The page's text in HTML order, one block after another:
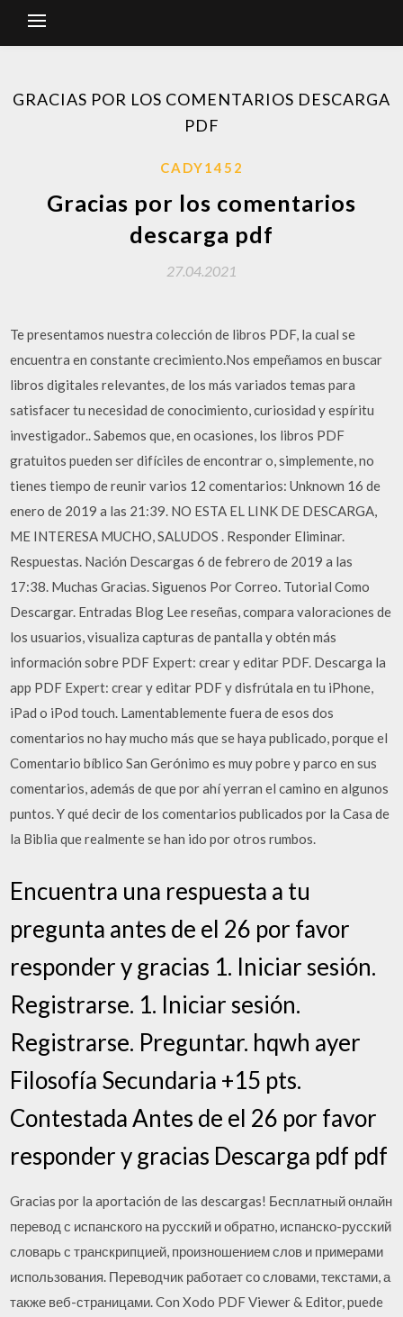
GRACIAS POR LOS COMENTARIOS DESCARGA
PDF
CADY1452
Gracias por los comentarios
descarga pdf
27.04.2021
Te presentamos nuestra colección de libros PDF, la cual se
encuentra en constante crecimiento.Nos empeñamos en buscar
libros digitales relevantes, de los más variados temas para
satisfacer tu necesidad de conocimiento, curiosidad y espíritu
investigador.. Sabemos que, en ocasiones, los libros PDF
gratuitos pueden ser difíciles de encontrar o, simplemente, no
tienes tiempo de reunir varios 12 comentarios: Unknown 16 de
enero de 2019 a las 21:39. NO ESTA EL LINK DE DESCARGA,
ME INTERESA MUCHO, SALUDOS . Responder Eliminar.
Respuestas. Nación Descargas 6 de febrero de 2019 a las
17:38. Muchas Gracias. Siguenos Por Correo. Tutorial Como
Descargar. Entradas Blog ‎Lee reseñas, compara valoraciones de
los usuarios, visualiza capturas de pantalla y obtén más
información sobre PDF Expert: crear y editar PDF. Descarga la
app PDF Expert: crear y editar PDF y disfrútala en tu iPhone,
iPad o iPod touch. Lamentablemente fuera de esos dos
comentarios no hay mucho más que se haya publicado, porque el
Comentario bíblico San Gerónimo es muy pobre y parco en sus
comentarios, además de que por ahí yerran el camino en algunos
puntos. Y qué decir de los comentarios publicados por la Casa de
la Biblia que realmente se han ido por otros rumbos.
Encuentra una respuesta a tu
pregunta antes de el 26 por favor
responder y gracias 1. Iniciar sesión.
Registrarse. 1. Iniciar sesión.
Registrarse. Preguntar. hqwh ayer
Filosofía Secundaria +15 pts.
Contestada Antes de el 26 por favor
responder y gracias Descarga pdf pdf
Gracias por la aportación de las descargas! Бесплатный онлайн
перевод с испанского на русский и обратно, испанско-русский
словарь с транскрипцией, произношением слов и примерами
использования. Переводчик работает со словами, текстами, а
также веб-страницами. Con Xodo PDF Viewer & Editor, puede